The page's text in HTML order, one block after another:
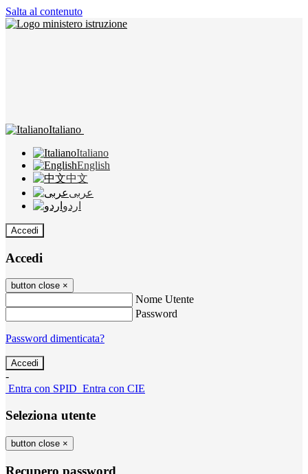
Salta al contenuto
Italiano
Italiano
English
中文
عربى
اردو
Accedi
Accedi
button close ×
Nome Utente
Password
Password dimenticata?
-
Entra con SPID Entra con CIE
Seleziona utente
button close ×
Recupero password